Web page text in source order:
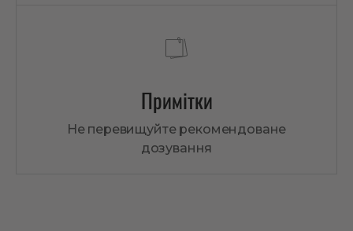
Примітки
Не перевищуйте рекомендоване
дозування